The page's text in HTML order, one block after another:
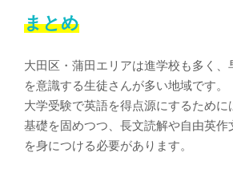
まとめ
大田区・蒲田エリアは進学校も多く、
を意識する生徒さんが多い地域です。
大学受験で英語を得点源にするために
基礎を固めつつ、長文読解や自由英作
を身につける必要があります。